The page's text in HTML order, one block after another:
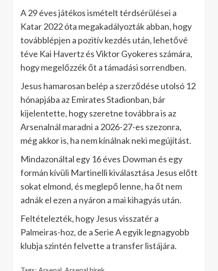
A 29 éves játékos ismételt térdsérülései a
Katar 2022 óta megakadályozták abban, hogy
továbblépjen a pozitív kezdés után, lehetővé
téve Kai Havertz és Viktor Gyokeres számára,
hogy megelőzzék őt a támadási sorrendben.
Jesus hamarosan belép a szerződése utolsó 12
hónapjába az Emirates Stadionban, bár
kijelentette, hogy szeretne továbbra is az
Arsenalnál maradni a 2026-27-es szezonra,
még akkor is, ha nem kínálnak neki megújítást.
Mindazonáltal egy 16 éves Dowman és egy
formán kívüli Martinelli kiválasztása Jesus előtt
sokat elmond, és meglepő lenne, ha őt nem
adnák el ezen a nyáron a mai kihagyás után.
Feltételezték, hogy Jesus visszatér a
Palmeiras-hoz, de a Serie A egyik legnagyobb
klubja szintén felvette a transfer listájára.